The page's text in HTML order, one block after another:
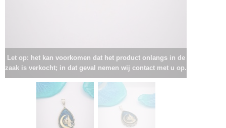
Let op: het kan voorkomen dat het product onlangs in de
zaak is verkocht; in dat geval nemen wij contact met u op.